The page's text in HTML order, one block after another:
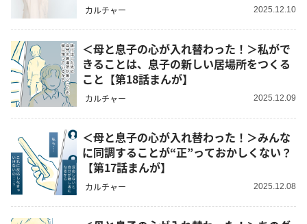
カルチャー 2025.12.10
＜母と息子の心が入れ替わった！＞私がで
きることは、息子の新しい居場所をつくる
こと【第18話まんが】
カルチャー 2025.12.09
＜母と息子の心が入れ替わった！＞みんな
に同調することが“正”っておかしくない？
【第17話まんが】
カルチャー 2025.12.08